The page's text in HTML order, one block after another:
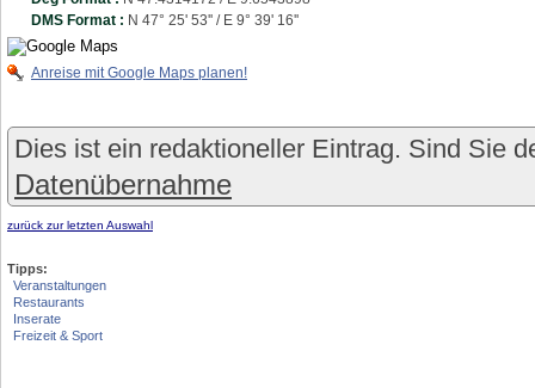
DMS Format : N 47° 25' 53'' / E 9° 39' 16''
Anreise mit Google Maps planen!
Dies ist ein redaktioneller Eintrag. Sind Sie
Datenübernahme
zurück zur letzten Auswahl
Tipps:
Veranstaltungen
Restaurants
Inserate
Freizeit & Sport